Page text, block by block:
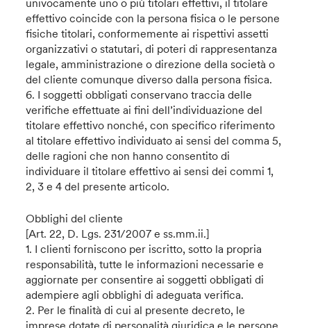
effettivo coincide con la persona fisica o le persone
fisiche titolari, conformemente ai rispettivi assetti
organizzativi o statutari, di poteri di rappresentanza
legale, amministrazione o direzione della società o
del cliente comunque diverso dalla persona fisica.
6. I soggetti obbligati conservano traccia delle
verifiche effettuate ai fini dell’individuazione del
titolare effettivo nonché, con specifico riferimento
al titolare effettivo individuato ai sensi del comma 5,
delle ragioni che non hanno consentito di
individuare il titolare effettivo ai sensi dei commi 1,
2, 3 e 4 del presente articolo.
Obblighi del cliente
[Art. 22, D. Lgs. 231/2007 e ss.mm.ii.]
1. I clienti forniscono per iscritto, sotto la propria
responsabilità, tutte le informazioni necessarie e
aggiornate per consentire ai soggetti obbligati di
adempiere agli obblighi di adeguata verifica.
2. Per le finalità di cui al presente decreto, le
imprese dotate di personalità giuridica e le persone